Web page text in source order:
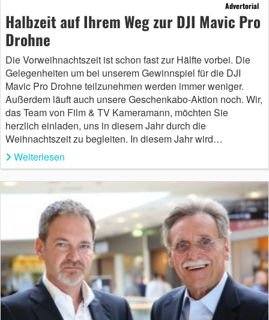
Advertorial
Halbzeit auf Ihrem Weg zur DJI Mavic Pro
Drohne
Die Vorweihnachtszeit ist schon fast zur Hälfte vorbei. Die
Gelegenheiten um bei unserem Gewinnspiel für die DJI
Mavic Pro Drohne teilzunehmen werden immer weniger.
Außerdem läuft auch unsere Geschenkabo-Aktion noch. Wir,
das Team von Film & TV Kameramann, möchten Sie
herzlich einladen, uns in diesem Jahr durch die
Weihnachtszeit zu begleiten. In diesem Jahr wird…
Weiterlesen